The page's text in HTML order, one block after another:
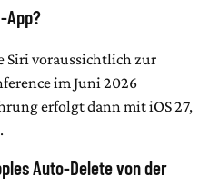
App?
Siri voraussichtlich zur
im Juni 2026
erfolgt dann mit iOS 27,
Auto-Delete von der